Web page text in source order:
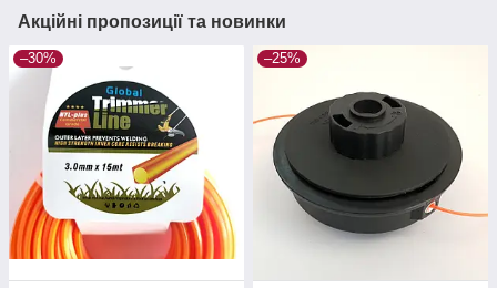
Акційні пропозиції та новинки
–30% –25%